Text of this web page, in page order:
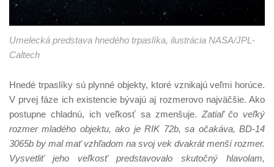
Umelecká predstava hnedého trpaslíka, ilustrácia NASA/JPL-
Caltech
Hnedé trpaslíky sú plynné objekty, ktoré vznikajú veľmi horúce.
V prvej fáze ich existencie bývajú aj rozmerovo najväčšie. Ako
postupne chladnú, ich veľkosť sa zmenšuje. Zatiaľ čo veľký
rozmer mladého objektu, ako je RIK 72b, sa očakáva, BD-14
3065b by mal mať vzhľadom na svoj vek dvakrát menší rozmer.
Vysvetliť jeho veľkosť predstavovalo skutočný hlavolam,